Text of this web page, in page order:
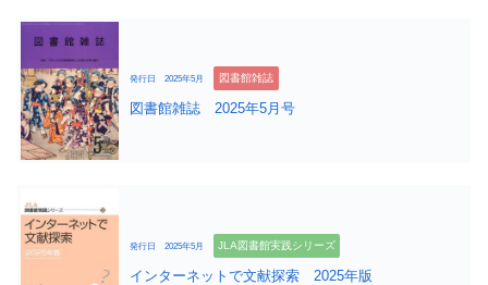
発行日 2025年5月 図書館雑誌
図書館雑誌 2025年5月号
発行日 2025年5月 JLA図書館実践シリーズ
インターネットで文献探索 2025年版